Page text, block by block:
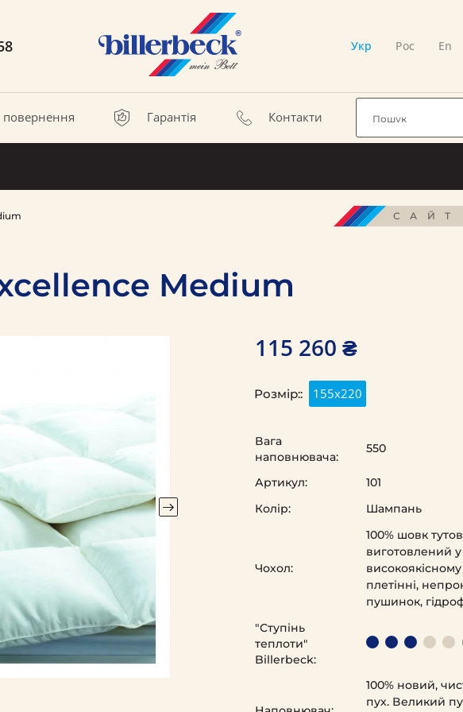
Укр Рос En
повернення Гарантія Контакти
Medium
115 260 ₴
Розмір:: 155x220
Вага
наповнювача:
550
Артикул:
101
Колір:
Шампань
Чохол:
100% шовк
виготовлений
плетінні,
пушинок,
"Ступінь
теплоти"
Billerbeck:
100% новий,
пух. Великий